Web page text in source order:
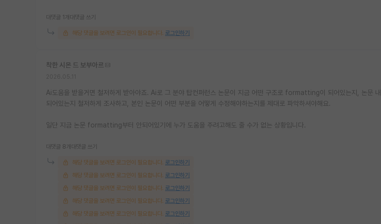
대댓글 1개 대댓글 쓰기
해당 댓글을 보려면 로그인이 필요합니다. 로그인하기
착한 시몬 드 보부아르
Ai도움을 받을거면 철저하게 받아야죠. Ai로 그 분야 탑컨퍼런스 논문이 지금 어떤 구조로 formatting이 되어있는지, 논문 내
되어있는지 철저하게 조사하고, 본인 논문이 어떤 부분을 어떻게 수정해야하는지를 제대로 파악하셔야해요.
일단 지금 논문 formatting부터 안되어있기에 누가 도움을 주려고해도 줄 수가 없는 상황입니다.
대댓글 8개 대댓글 쓰기
해당 댓글을 보려면 로그인이 필요합니다. 로그인하기
해당 댓글을 보려면 로그인이 필요합니다. 로그인하기
해당 댓글을 보려면 로그인이 필요합니다. 로그인하기
해당 댓글을 보려면 로그인이 필요합니다. 로그인하기
해당 댓글을 보려면 로그인이 필요합니다. 로그인하기